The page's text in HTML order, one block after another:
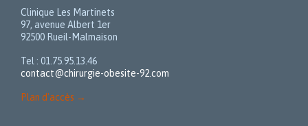
Clinique Les Martinets
97, avenue Albert 1er
92500 Rueil-Malmaison
Tel : 01.75.95.13.46
contact@chirurgie-obesite-92.com
Plan d'accès →